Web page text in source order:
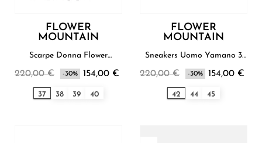
FLOWER
MOUNTAIN
Scarpe Donna Flower
220,00 € -30% 154,00 €
37 38 39 40
FLOWER
MOUNTAIN
Sneakers Uomo Yamano 3
220,00 € -30% 154,00 €
42 44 45